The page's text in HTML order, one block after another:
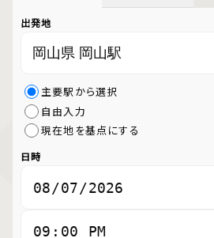
出発地
主要駅から選択
自由入力
現在地を基点にする
日時